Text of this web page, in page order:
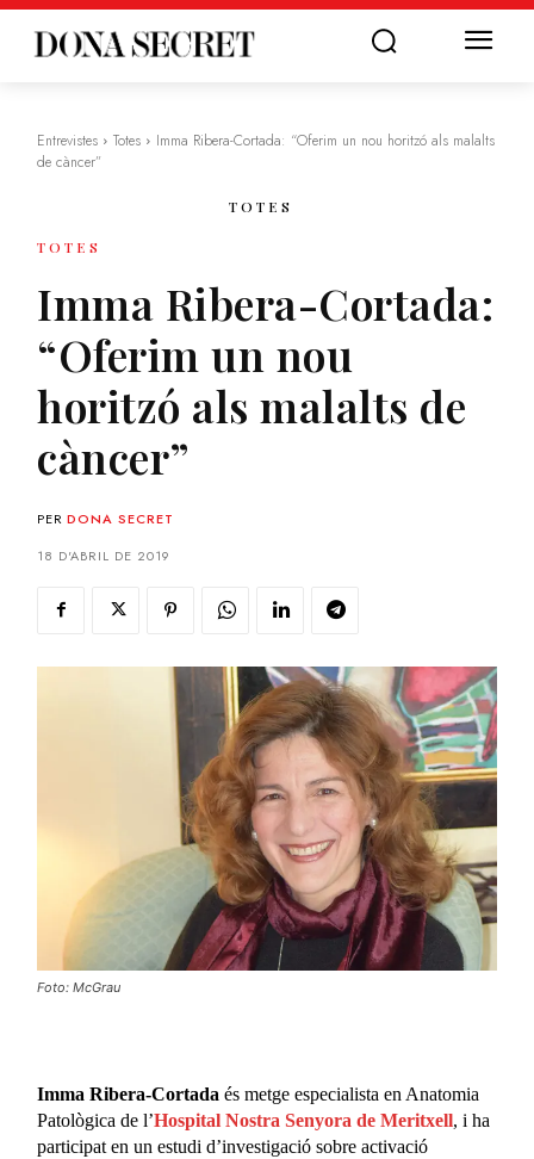
Entrevistes Totes
Imma Ribera-Cortada: “Oferim un nou horitzó als malalts
de càncer”
TOTES
TOTES
Imma Ribera-Cortada:
“Oferim un nou
horitzó als malalts de
càncer”
PER DONA SECRET
18 D'ABRIL DE 2019
Foto: McGrau
Imma Ribera-Cortada és metge especialista en Anatomia
Patològica de l’Hospital Nostra Senyora de Meritxell, i ha
participat en un estudi d’investigació sobre activació